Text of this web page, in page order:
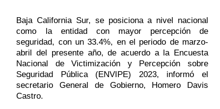
Baja California Sur, se posiciona a nivel nacional
como la entidad con mayor percepción de
seguridad, con un 33.4%, en el periodo de marzo-
abril del presente año, de acuerdo a la Encuesta
Nacional de Victimización y Percepción sobre
Seguridad Pública (ENVIPE) 2023, informó el
secretario General de Gobierno, Homero Davis
Castro.